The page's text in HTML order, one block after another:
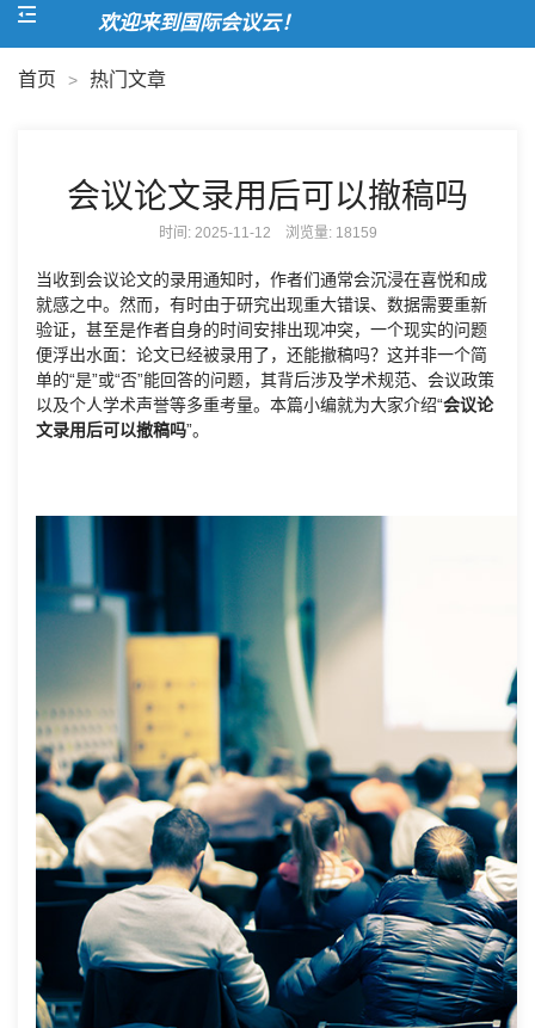
欢迎来到国际会议云！
首页 > 热门文章
会议论文录用后可以撤稿吗
时间: 2025-11-12 浏览量: 18159
当收到会议论文的录用通知时，作者们通常会沉浸在喜悦和成
就感之中。然而，有时由于研究出现重大错误、数据需要重新
验证，甚至是作者自身的时间安排出现冲突，一个现实的问题
便浮出水面：论文已经被录用了，还能撤稿吗？这并非一个简
单的“是”或“否”能回答的问题，其背后涉及学术规范、会议政策
以及个人学术声誉等多重考量。本篇小编就为大家介绍“会议论
文录用后可以撤稿吗”。